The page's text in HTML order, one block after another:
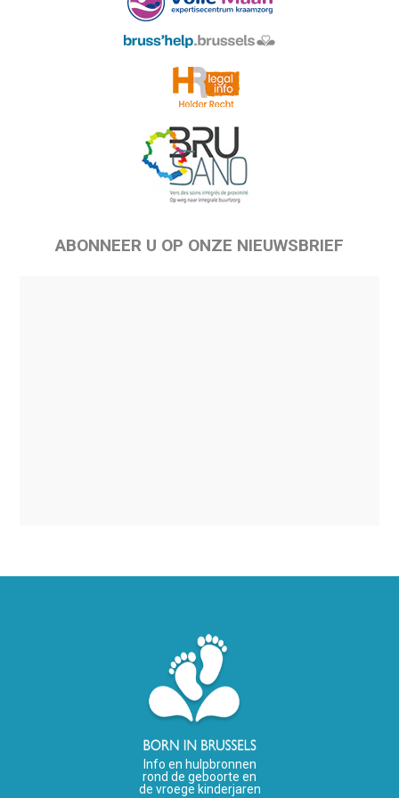
ABONNEER U OP ONZE NIEUWSBRIEF
Info en hulpbronnen
rond de geboorte en
de vroege kinderjaren